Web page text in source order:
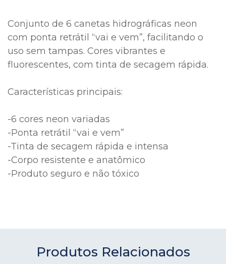
Conjunto de 6 canetas hidrográficas neon
com ponta retrátil “vai e vem”, facilitando o
uso sem tampas. Cores vibrantes e
fluorescentes, com tinta de secagem rápida.
Características principais:
-6 cores neon variadas
-Ponta retrátil “vai e vem”
-Tinta de secagem rápida e intensa
-Corpo resistente e anatômico
-Produto seguro e não tóxico
Produtos Relacionados